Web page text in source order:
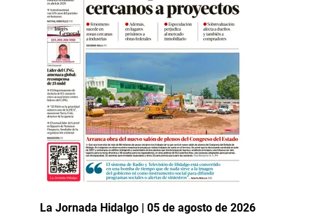
La Jornada Hidalgo | 05 de agosto de 2026